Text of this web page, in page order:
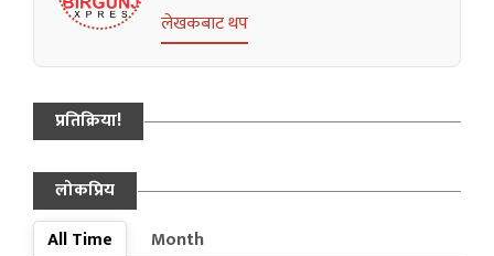
लेखकबाट थप
प्रतिक्रिया!
लोकप्रिय
All Time
Month